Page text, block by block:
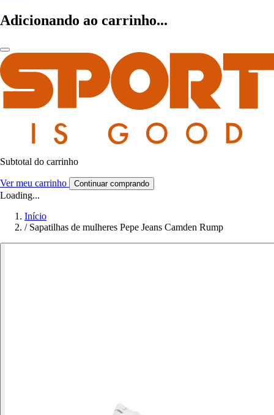
Adicionando ao carrinho...
Subtotal do carrinho
Ver meu carrinho Continuar comprando
Loading...
Início
/ Sapatilhas de mulheres Pepe Jeans Camden Rump